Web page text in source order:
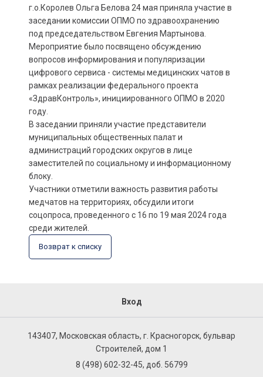
г.о.Королев Ольга Белова 24 мая приняла участие в
заседании комиссии ОПМО по здравоохранению
под председательством Евгения Мартынова.
Мероприятие было посвящено обсуждению
вопросов информирования и популяризации
цифрового сервиса - системы медицинских чатов в
рамках реализации федерального проекта
«ЗдравКонтроль», инициированного ОПМО в 2020
году.
В заседании приняли участие представители
муниципальных общественных палат и
администраций городских округов в лице
заместителей по социальному и информационному
блоку.
Участники отметили важность развития работы
медчатов на территориях, обсудили итоги
соцопроса, проведенного с 16 по 19 мая 2024 года
среди жителей.
Возврат к списку
Вход
143407, Московская область, г. Красногорск, бульвар
Строителей, дом 1
8 (498) 602-32-45, доб. 56799